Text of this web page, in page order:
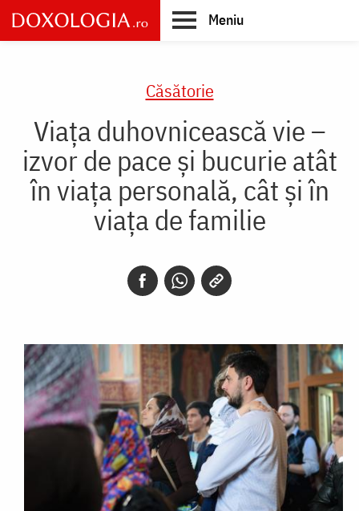
Skip
to
main
Meniu
Căsătorie
Viața duhovnicească vie –
izvor de pace și bucurie atât
în viața personală, cât și în
viața de familie